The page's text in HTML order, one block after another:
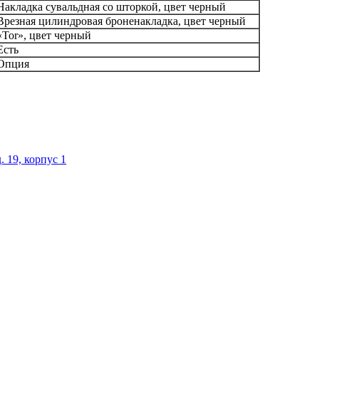
сувальдная со шторкой, цвет черный
цилиндровая броненакладка, цвет черный
цвет черный
19, корпус 1